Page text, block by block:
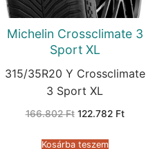
Michelin Crossclimate 3
Sport XL
315/35R20 Y Crossclimate
3 Sport XL
166.802Ft Original
166.802 Ft.
122.782 Ft
Kosárba teszem